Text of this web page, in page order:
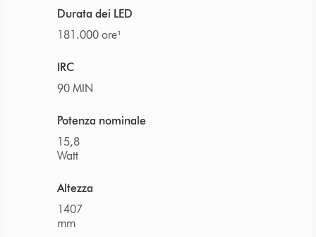
Durata dei LED
181.000 ore¹
IRC
90 MIN
Potenza nominale
15,8
Watt
Altezza
1407
mm